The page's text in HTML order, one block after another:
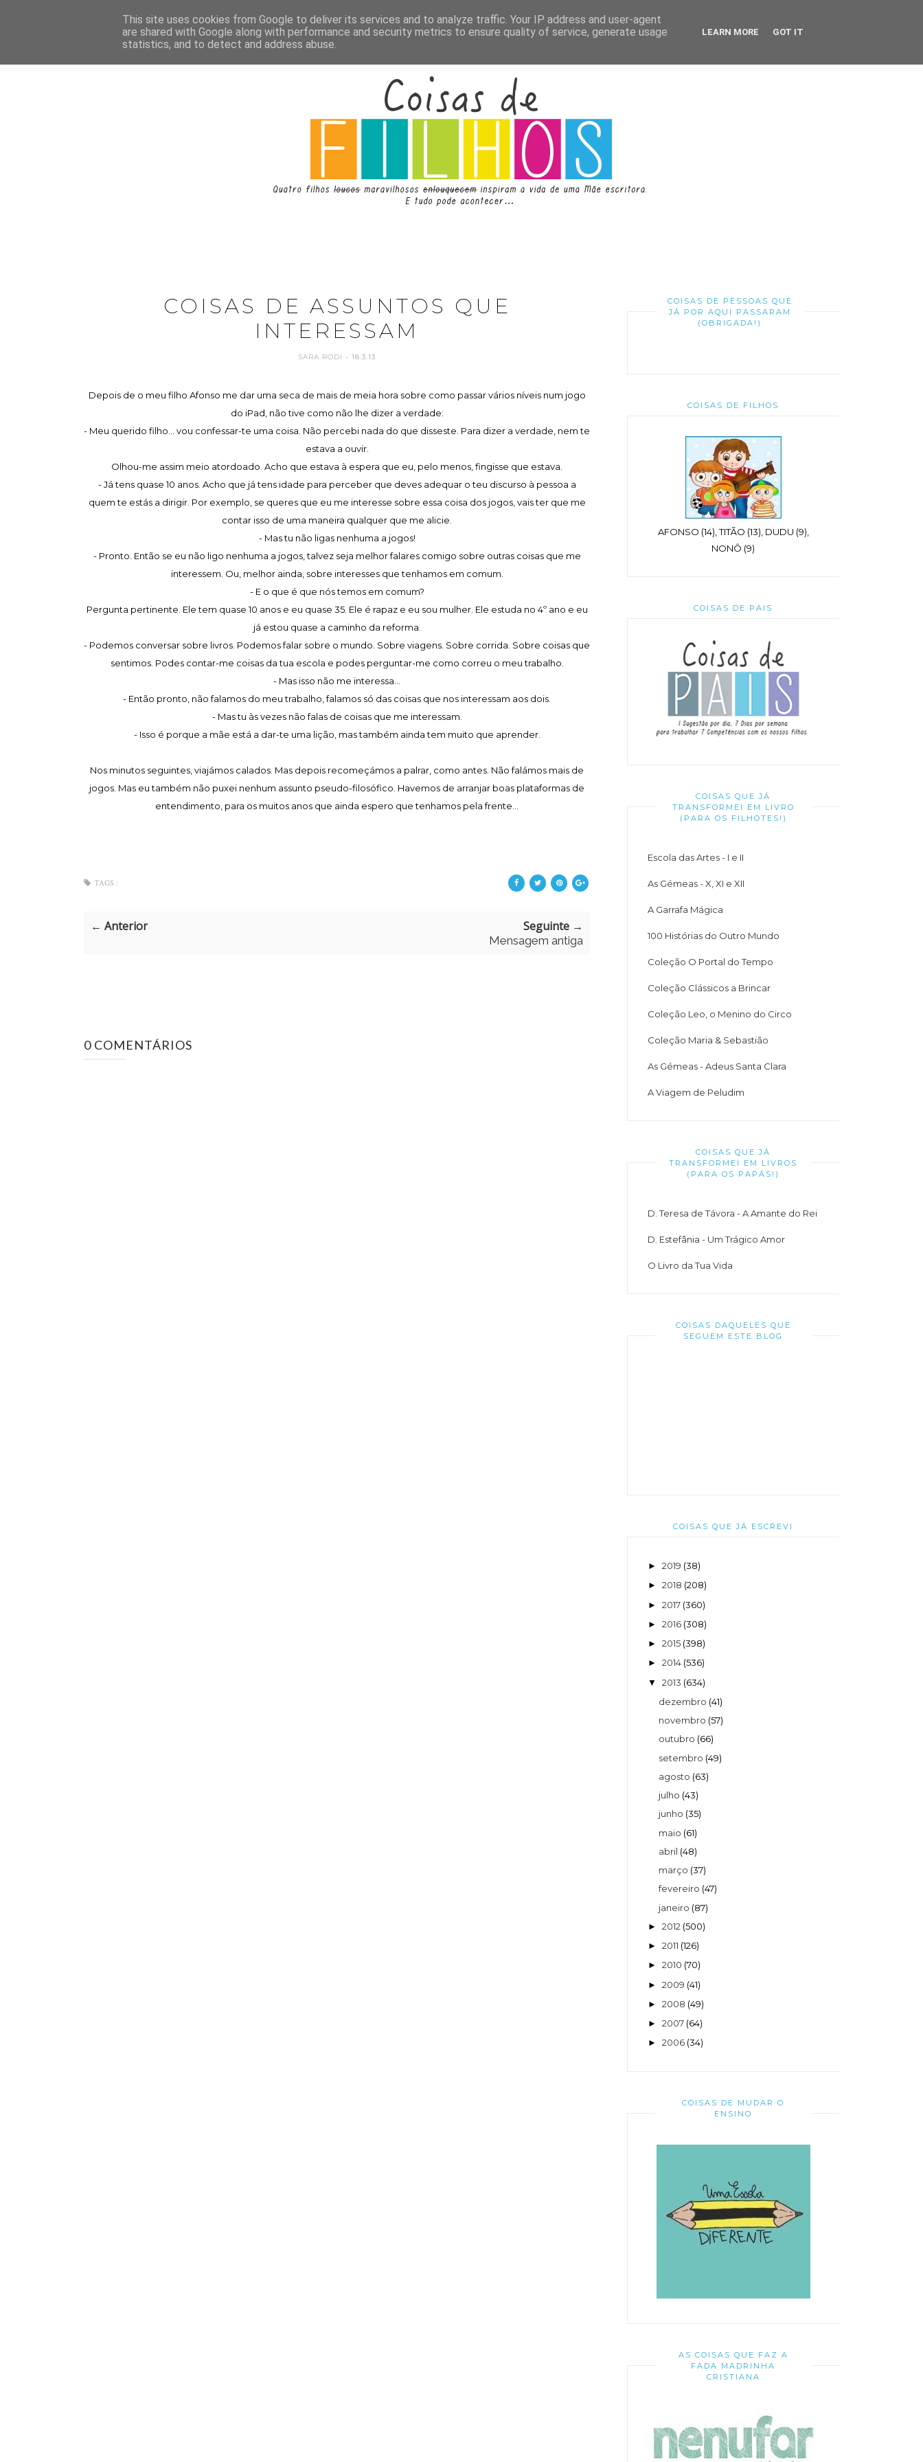
COISAS DE ASSUNTOS QUE
INTERESSAM
SARA RODI - 18.3.13
Depois de o meu filho Afonso me dar uma seca de mais de meia hora sobre como passar vários níveis num jogo
do iPad, não tive como não lhe dizer a verdade:
- Meu querido filho... vou confessar-te uma coisa. Não percebi nada do que disseste. Para dizer a verdade, nem te
estava a ouvir.
Olhou-me assim meio atordoado. Acho que estava à espera que eu, pelo menos, fingisse que estava.
- Já tens quase 10 anos. Acho que já tens idade para perceber que deves adequar o teu discurso à pessoa a
quem te estás a dirigir. Por exemplo, se queres que eu me interesse sobre essa coisa dos jogos, vais ter que me
contar isso de uma maneira qualquer que me alicie.
- Mas tu não ligas nenhuma a jogos!
- Pronto. Então se eu não ligo nenhuma a jogos, talvez seja melhor falares comigo sobre outras coisas que me
interessem. Ou, melhor ainda, sobre interesses que tenhamos em comum.
- E o que é que nós temos em comum?
Pergunta pertinente. Ele tem quase 10 anos e eu quase 35. Ele é rapaz e eu sou mulher. Ele estuda no 4º ano e eu
já estou quase a caminho da reforma.
- Podemos conversar sobre livros. Podemos falar sobre o mundo. Sobre viagens. Sobre corrida. Sobre coisas que
sentimos. Podes contar-me coisas da tua escola e podes perguntar-me como correu o meu trabalho.
- Mas isso não me interessa...
- Então pronto, não falamos do meu trabalho, falamos só das coisas que nos interessam aos dois.
- Mas tu às vezes não falas de coisas que me interessam.
- Isso é porque a mãe está a dar-te uma lição, mas também ainda tem muito que aprender.
Nos minutos seguintes, viajámos calados. Mas depois recomeçámos a palrar, como antes. Não falámos mais de
jogos. Mas eu também não puxei nenhum assunto pseudo-filosófico. Havemos de arranjar boas plataformas de
entendimento, para os muitos anos que ainda espero que tenhamos pela frente...
TAGS :
← Anterior Seguinte →
Mensagem antiga
0 COMENTÁRIOS
COISAS DE PESSOAS QUE
JÁ POR AQUI PASSARAM
(OBRIGADA!)
COISAS DE FILHOS
AFONSO (14), TITÃO (13), DUDU (9),
NONÔ (9)
COISAS DE PAIS
COISAS QUE JÁ
TRANSFORMEI EM LIVRO
(PARA OS FILHOTES!)
Escola das Artes - I e II
As Gémeas - X, XI e XII
A Garrafa Mágica
100 Histórias do Outro Mundo
Coleção O Portal do Tempo
Coleção Clássicos a Brincar
Coleção Leo, o Menino do Circo
Coleção Maria & Sebastião
As Gémeas - Adeus Santa Clara
A Viagem de Peludim
COISAS QUE JÁ
TRANSFORMEI EM LIVROS
(PARA OS PAPÁS!)
D. Teresa de Távora - A Amante do Rei
D. Estefânia - Um Trágico Amor
O Livro da Tua Vida
COISAS DAQUELES QUE
SEGUEM ESTE BLOG
COISAS QUE JÁ ESCREVI
► 2019 (38)
► 2018 (208)
► 2017 (360)
► 2016 (308)
► 2015 (398)
► 2014 (536)
▼ 2013 (634)
dezembro (41)
novembro (57)
outubro (66)
setembro (49)
agosto (63)
julho (43)
junho (35)
maio (61)
abril (48)
março (37)
fevereiro (47)
janeiro (87)
► 2012 (500)
► 2011 (126)
► 2010 (70)
► 2009 (41)
► 2008 (49)
► 2007 (64)
► 2006 (34)
COISAS DE MUDAR O
ENSINO
AS COISAS QUE FAZ A
FADA MADRINHA
CRISTIANA
This site uses cookies from Google to deliver its services and to analyze traffic. Your IP address and user-agent
are shared with Google along with performance and security metrics to ensure quality of service, generate usage
statistics, and to detect and address abuse.
LEARN MORE GOT IT